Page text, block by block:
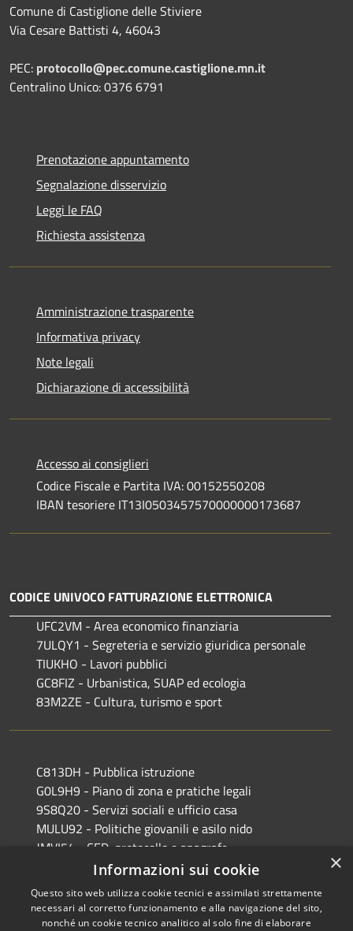
Comune di Castiglione delle Stiviere
Via Cesare Battisti 4, 46043
PEC: protocollo@pec.comune.castiglione.mn.it
Centralino Unico: 0376 6791
Prenotazione appuntamento
Segnalazione disservizio
Leggi le FAQ
Richiesta assistenza
Amministrazione trasparente
Informativa privacy
Note legali
Dichiarazione di accessibilità
Accesso ai consiglieri
Codice Fiscale e Partita IVA: 00152550208
IBAN tesoriere IT13I0503457570000000173687
CODICE UNIVOCO FATTURAZIONE ELETTRONICA
UFC2VM - Area economico finanziaria
7ULQY1 - Segreteria e servizio giuridica personale
TIUKHO - Lavori pubblici
GC8FIZ - Urbanistica, SUAP ed ecologia
83M2ZE - Cultura, turismo e sport
C813DH - Pubblica istruzione
G0L9H9 - Piano di zona e pratiche legali
9S8Q20 - Servizi sociali e ufficio casa
MULU92 - Politiche giovanili e asilo nido
JMVI54 - CED, protocollo e anagrafe
EFR931 - Polizia Locale
×
Informazioni sui cookie
Questo sito web utilizza cookie tecnici e assimilati strettamente
necessari al corretto funzionamento e alla navigazione del sito,
nonché un cookie tecnico analitico al solo fine di elaborare